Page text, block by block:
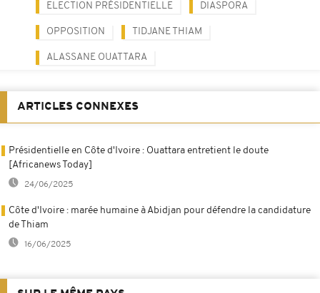
ELECTION PRÉSIDENTIELLE DIASPORA
OPPOSITION TIDJANE THIAM
ALASSANE OUATTARA
ARTICLES CONNEXES
Présidentielle en Côte d'Ivoire : Ouattara entretient le doute
[Africanews Today]
24/06/2025
Côte d'Ivoire : marée humaine à Abidjan pour défendre la candidature
de Thiam
16/06/2025